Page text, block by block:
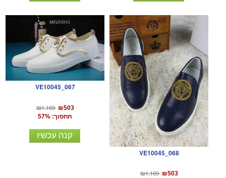
VE10045_067
₪1,169 ₪503
תחסוך: 57%
קנה עכשיו
VE10045_068
₪1,169 ₪503